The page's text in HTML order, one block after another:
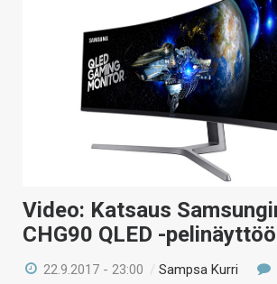
Video: Katsaus
CHG90 QLED -
22.9.2017 - 23:00 /Sampsa Kurri